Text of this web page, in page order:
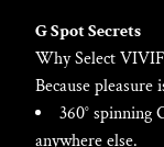
G Spot Secrets
Why Select
Because
360° spinning
anywhere else.